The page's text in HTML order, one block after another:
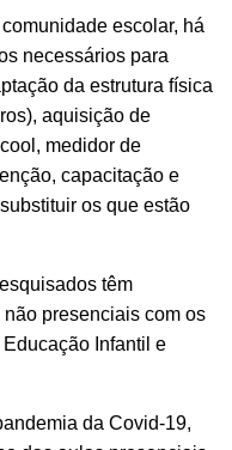
escolar, há
necessários para
da estrutura física
aquisição de
medidor de
capacitação e
os que estão
têm
presenciais com os
Infantil e
da Covid-19,